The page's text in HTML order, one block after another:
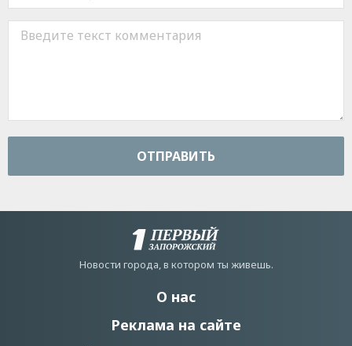
ОТПРАВИТЬ
Новости города, в котором ты живешь.
О нас
Реклама на сайте